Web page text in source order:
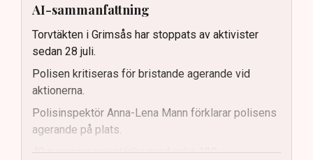
AI-sammanfattning
Torvtäkten i Grimsås har stoppats av aktivister
sedan 28 juli.
Polisen kritiseras för bristande agerande vid
aktionerna.
Polisinspektör Anna-Lena Mann förklarar polisens
agerande på plats.
40 personer misstänks med cirka 120